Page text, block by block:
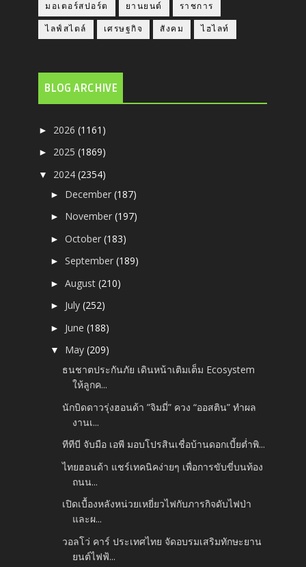
มอเตอร์สปอร์ต ยานยนต์ ราชการ
ไลฟ์สไตล์ เศรษฐกิจ สังคม ไฮไลท์
BLOG ARCHIVE
► 2026(1161)
► 2025(1869)
▼ 2024(2354)
► December(187)
► November(197)
►October(183)
►September(189)
►August(210)
► July(252)
► June(188)
▼ May(209)
ธนชาตประกันภัย เดินหน้าเติมเต็ม Ecosystem
ให้ลูกค...
นักบิดดาวรุ่งฮอนด้า ”จิมมี่” ควง “ออสติน” ทำผล
งานเ...
ทีทีบี จับมือ เอพี มอบโปรสินเชื่อบ้านดอกเบี้ยต่ำพิ...
ไทยฮอนด้า แชร์เทคนิคง่ายๆ เพื่อการขับขี่บนท้อง
ถนน...
เปิดเบื้องหลังหน่วยเหยี่ยวไฟกับภารกิจดับไฟป่า
และผ...
วอลโว่ คาร์ ประเทศไทย จัดอบรมเสริมทักษะยาน
ยนต์ไฟฟ้...